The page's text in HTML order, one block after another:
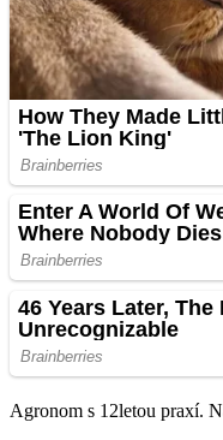
Agronom s 12letou praxí.